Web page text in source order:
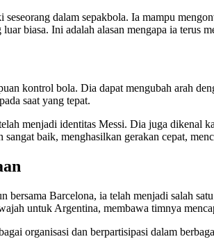
dalam sepakbola. Ia mampu
biasa. Ini adalah alasan mengapa ia terus
kontrol bola. Dia dapat mengubah arah
saat yang tepat.
menjadi identitas Messi. Dia juga
baik, menghasilkan gerakan cepat,
Barcelona, ia telah menjadi salah
untuk Argentina, membawa timnya
organisasi dan berpartisipasi dalam